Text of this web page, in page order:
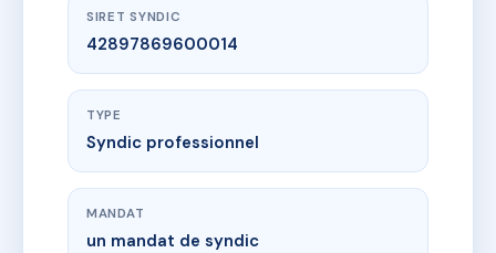
SIRET SYNDIC
42897869600014
TYPE
Syndic professionnel
MANDAT
un mandat de syndic